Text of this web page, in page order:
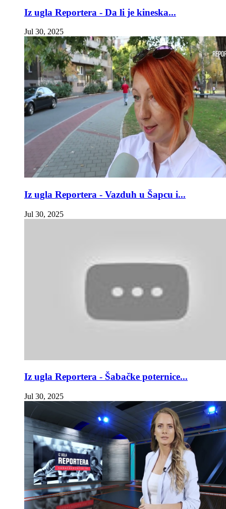
Iz ugla Reportera - Da li je kineska...
Jul 30, 2025
Iz ugla Reportera - Vazduh u Šapcu i...
Jul 30, 2025
Iz ugla Reportera - Šabačke poternice...
Jul 30, 2025